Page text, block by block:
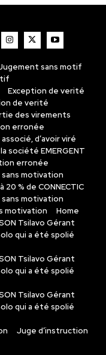
sans motif
Exception de verité
de verité
des virements
erronée
d’avoir viré
société EMERGENT
erronée
motivation
20 % de CONNECTIC
motivation
motivation
Home
Tsilavo Gérant
qui a été spolié
Tsilavo Gérant
qui a été spolié
Tsilavo Gérant
qui a été spolié
Juge d’instruction